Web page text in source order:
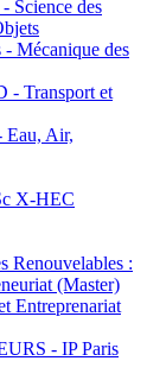
Science des
Mécanique des
Transport et
Eau, Air,
X-HEC
Renouvelables :
(Master)
Entreprenariat
- IP Paris